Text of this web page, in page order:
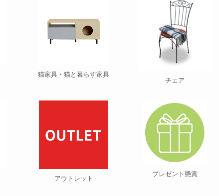
猫家具・猫と暮らす家具
チェア
アウトレット
プレゼント懸賞